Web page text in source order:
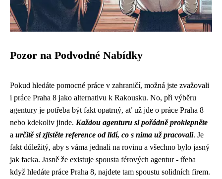
Pozor na Podvodné Nabídky
Pokud hledáte pomocné práce v zahraničí, možná jste zvažovali
i práce Praha 8 jako alternativu k Rakousku. No, při výběru
agentury je potřeba být fakt opatrný, ať už jde o práce Praha 8
nebo kdekoliv jinde. Každou agenturu si pořádně proklepněte
a určitě si zjistěte reference od lidí, co s nima už pracovali. Je
fakt důležitý, aby s váma jednali na rovinu a všechno bylo jasný
jak facka. Jasně že existuje spousta férových agentur - třeba
když hledáte práce Praha 8, najdete tam spoustu solidních firem.